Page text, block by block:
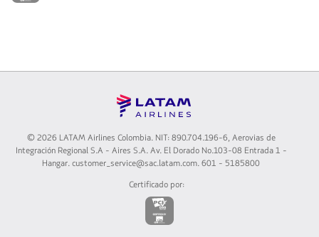
©2026 LATAM Airlines Colombia. NIT: 890.704.196-6, Aerovias de
Integración Regional S.A - Aires S.A. Av. El Dorado No.103-08 Entrada 1 -
Hangar. customer_service@sac.latam.com. 601 - 5185800
Certificado por:
El